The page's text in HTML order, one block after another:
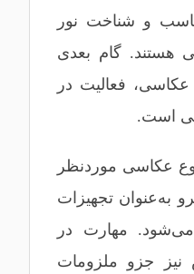
و شناخت نور
هستند. گام بعدی
فعالیت در
است.
عکاسی موردنظر
به‌عنوان تجهیزات
مهارت در
جزو ملزومات